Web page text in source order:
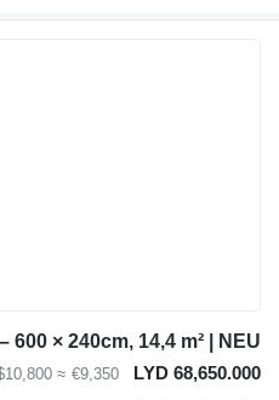
LYD
€9,350
≈ $10,800